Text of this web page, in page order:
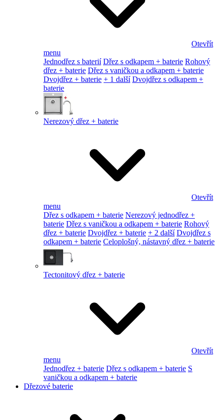
Otevřít
menu
Jednodřez s baterií Dřez s odkapem + baterie Rohový
dřez + baterie Dřez s vaničkou a odkapem + baterie
Dvojdřez + baterie + 1 další Dvojdřez s odkapem +
baterie
Nerezový dřez + baterie
Otevřít
menu
Dřez s odkapem + baterie Nerezový jednodřez +
baterie Dřez s vaničkou a odkapem + baterie Rohový
dřez + baterie Dvojdřez + baterie + 2 další Dvojdřez s
odkapem + baterie Celoplošný, nástavný dřez + baterie
Tectonitový dřez + baterie
Otevřít
menu
Jednodřez + baterie Dřez s odkapem + baterie S
vaničkou a odkapem + baterie
Dřezové baterie